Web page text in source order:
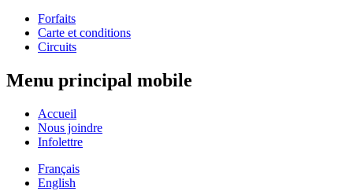
Forfaits
Carte et conditions
Circuits
Menu principal mobile
Accueil
Nous joindre
Infolettre
Français
English